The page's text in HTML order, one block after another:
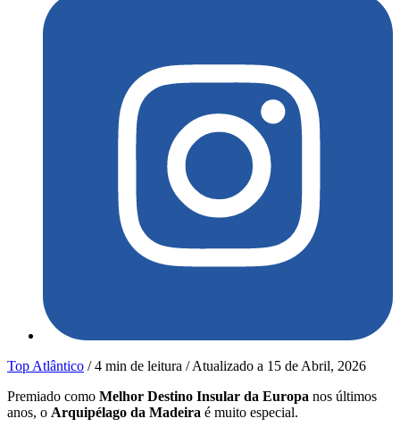
Top Atlântico / 4 min de leitura /Atualizado a 15 de Abril, 2026
Premiado como Melhor Destino Insular da Europa nos últimos
anos, o Arquipélago da Madeira é muito especial.